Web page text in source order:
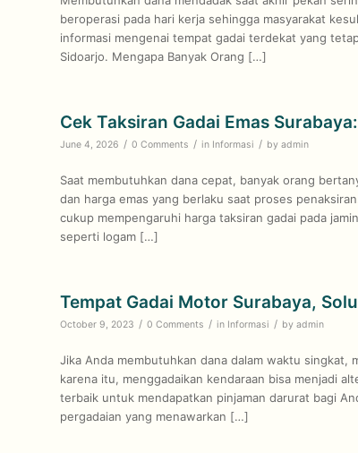
beroperasi pada hari kerja sehingga masyarakat
informasi mengenai tempat gadai terdekat yang
Sidoarjo. Mengapa Banyak Orang […]
Cek Taksiran Gadai Emas
June 4, 2026 / 0 Comments / in Informasi / by admin
Saat membutuhkan dana cepat, banyak orang
dan harga emas yang berlaku saat proses
cukup mempengaruhi harga taksiran gadai pada
seperti logam […]
Tempat Gadai Motor Surabaya,
October 9, 2023 / 0 Comments / in Informasi / by admin
Jika Anda membutuhkan dana dalam waktu singkat,
karena itu, menggadaikan kendaraan bisa menjadi
terbaik untuk mendapatkan pinjaman darurat bagi
pergadaian yang menawarkan […]